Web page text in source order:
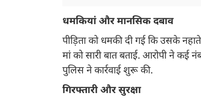
धमकियां और मानसिक दबाव
पीड़िता को धमकी दी गई कि उसके
मां को सारी बात बताई. आरोपी ने कई
पुलिस ने कार्रवाई शुरू की.
गिरफ्तारी और सुरक्षा